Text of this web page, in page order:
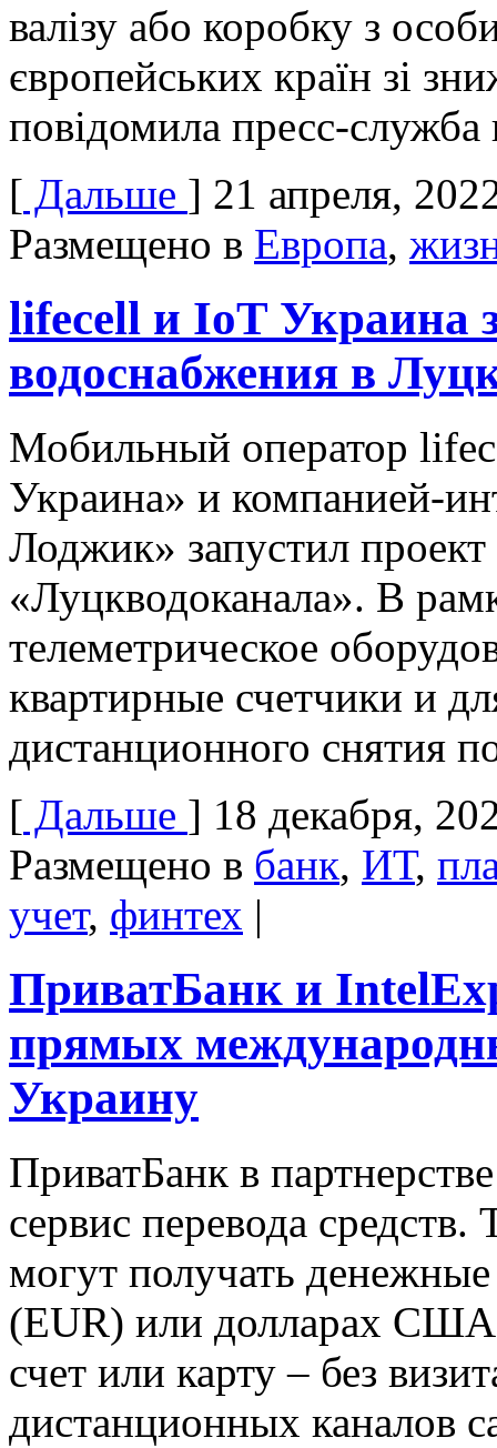
валізу або коробку з
європейських країн зі
повідомила пресс-служба
[ Дальше ] 21 апреля,
Размещено в Европа,
lifecell и IoT Украина
водоснабжения в
Мобильный оператор
Украина» и компанией-
Лоджик» запустил
«Луцкводоканала». В
телеметрическое
квартирные счетчики и
дистанционного снятия
[ Дальше ] 18 декабря,
Размещено в банк, ИТ,
учет, финтех |
ПриватБанк и
прямых
Украину
ПриватБанк в
сервис перевода
могут получать
(EUR) или долларах США
счет или карту – без
дистанционных каналов